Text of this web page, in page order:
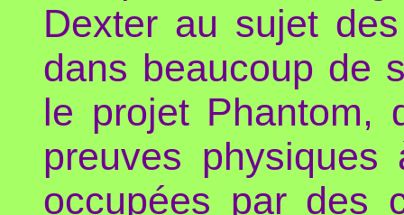
Dexter au sujet
dans beaucoup de
le projet Phantom,
preuves
occupées par des